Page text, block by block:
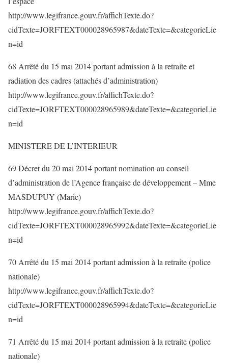
http://www.legifrance.gouv.fr/affichTexte.do?
cidTexte=JORFTEXT000028965987&dateTexte=&categorieLie
n=id
68 Arrêté du 15 mai 2014 portant admission à la retraite et
radiation des cadres (attachés d’administration)
http://www.legifrance.gouv.fr/affichTexte.do?
cidTexte=JORFTEXT000028965989&dateTexte=&categorieLie
n=id
MINISTERE DE L’INTERIEUR
69 Décret du 20 mai 2014 portant nomination au conseil
d’administration de l’Agence française de développement – Mme
MASDUPUY (Marie)
http://www.legifrance.gouv.fr/affichTexte.do?
cidTexte=JORFTEXT000028965992&dateTexte=&categorieLie
n=id
70 Arrêté du 15 mai 2014 portant admission à la retraite (police
nationale)
http://www.legifrance.gouv.fr/affichTexte.do?
cidTexte=JORFTEXT000028965994&dateTexte=&categorieLie
n=id
71 Arrêté du 15 mai 2014 portant admission à la retraite (police
nationale)